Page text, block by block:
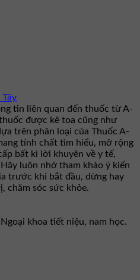
tin liên quan đến thuốc từ A-
được kê toa cũng như
trên phân loại của Thuốc A-
tính chất tìm hiểu, mở rộng
bất kì lời khuyên về y tế,
luôn nhớ tham khảo ý kiến
trước khi bắt đầu, dừng hay
chăm sóc sức khỏe.
khoa tiết niệu, nam học.